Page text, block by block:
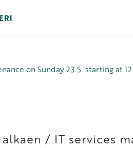
on Sunday 23.5. starting at
/ IT services